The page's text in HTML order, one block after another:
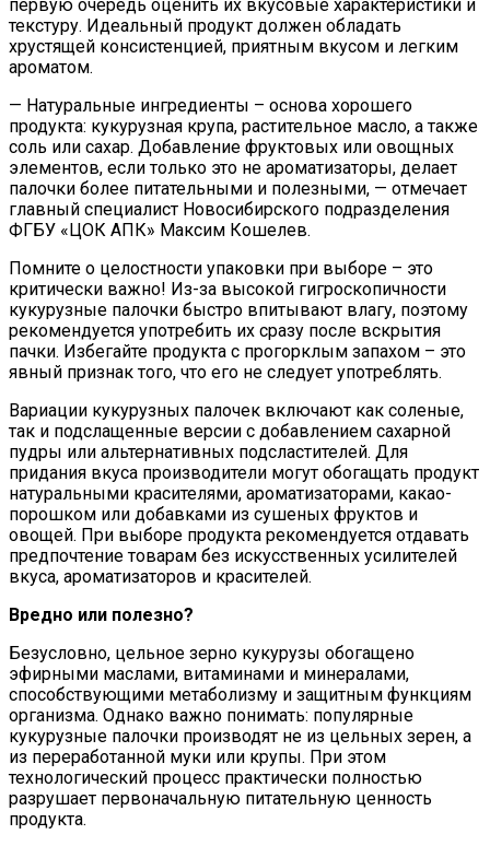
первую очередь оценить их вкусовые характеристики и
текстуру. Идеальный продукт должен обладать
хрустящей консистенцией, приятным вкусом и легким
ароматом.
— Натуральные ингредиенты – основа хорошего
продукта: кукурузная крупа, растительное масло, а также
соль или сахар. Добавление фруктовых или овощных
элементов, если только это не ароматизаторы, делает
палочки более питательными и полезными, — отмечает
главный специалист Новосибирского подразделения
ФГБУ «ЦОК АПК» Максим Кошелев.
Помните о целостности упаковки при выборе – это
критически важно! Из-за высокой гигроскопичности
кукурузные палочки быстро впитывают влагу, поэтому
рекомендуется употребить их сразу после вскрытия
пачки. Избегайте продукта с прогорклым запахом – это
явный признак того, что его не следует употреблять.
Вариации кукурузных палочек включают как соленые,
так и подслащенные версии с добавлением сахарной
пудры или альтернативных подсластителей. Для
придания вкуса производители могут обогащать продукт
натуральными красителями, ароматизаторами, какао-
порошком или добавками из сушеных фруктов и
овощей. При выборе продукта рекомендуется отдавать
предпочтение товарам без искусственных усилителей
вкуса, ароматизаторов и красителей.
Вредно или полезно?
Безусловно, цельное зерно кукурузы обогащено
эфирными маслами, витаминами и минералами,
способствующими метаболизму и защитным функциям
организма. Однако важно понимать: популярные
кукурузные палочки производят не из цельных зерен, а
из переработанной муки или крупы. При этом
технологический процесс практически полностью
разрушает первоначальную питательную ценность
продукта.